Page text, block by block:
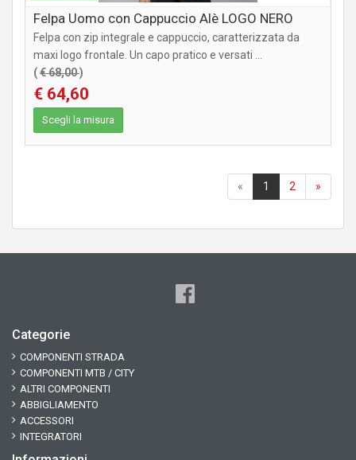
Felpa Uomo con Cappuccio Alè LOGO NERO
Felpa con zip integrale e cappuccio, caratterizzata da
maxi logo frontale. Un capo pratico e versati ...
(€ 68,00)
€ 64,60
Scegli la misura
« 1 2 »
Categorie
COMPONENTI STRADA
COMPONENTI MTB / CITY
ALTRI COMPONENTI
ABBIGLIAMENTO
ACCESSORI
INTEGRATORI